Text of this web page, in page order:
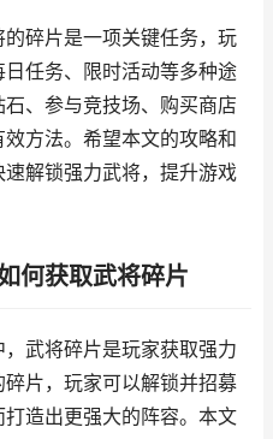
碎片是一项关键任务，玩
任务、限时活动等多种途
、参与竞技场、购买商店
方法。希望本文的攻略和
解锁强力武将，提升游戏
何获取武将碎片
武将碎片是玩家获取强力
片，玩家可以解锁并招募
造出更强大的阵容。本文